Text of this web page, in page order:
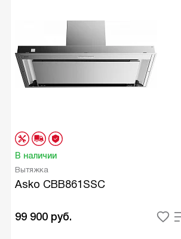
В наличии
Вытяжка
Asko CBB861SSC
99 900 руб.